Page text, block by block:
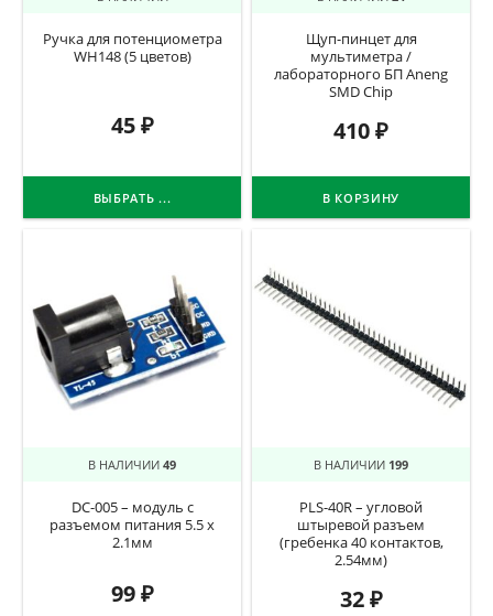
Ручка для потенциометра
WH148 (5 цветов)
45₽
ВЫБРАТЬ ...
Щуп-пинцет для
мультиметра /
лабораторного БП Aneng
SMD Chip
410₽
В КОРЗИНУ
В НАЛИЧИИ 49
DC-005 – модуль с
разъемом питания 5.5 х
2.1мм
99₽
В НАЛИЧИИ 199
PLS-40R – угловой
штыревой разъем
(гребенка 40 контактов,
2.54мм)
32₽